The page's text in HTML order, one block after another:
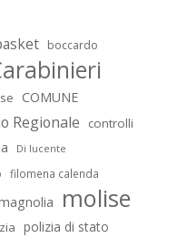
boccardo
COMUNE
Regionale controlli
Di lucente
filomena calenda
molise
polizia di stato